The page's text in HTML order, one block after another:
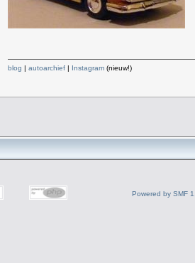
blog | autoarchief | Instagram (nieuw!)
Powered by SMF